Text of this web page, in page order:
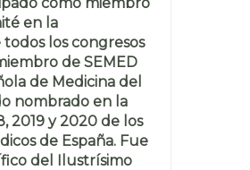
en la
los congresos
de SEMED
de Medicina del
nombrado en la
2019 y 2020 de los
de España. Fue
del Ilustrísimo